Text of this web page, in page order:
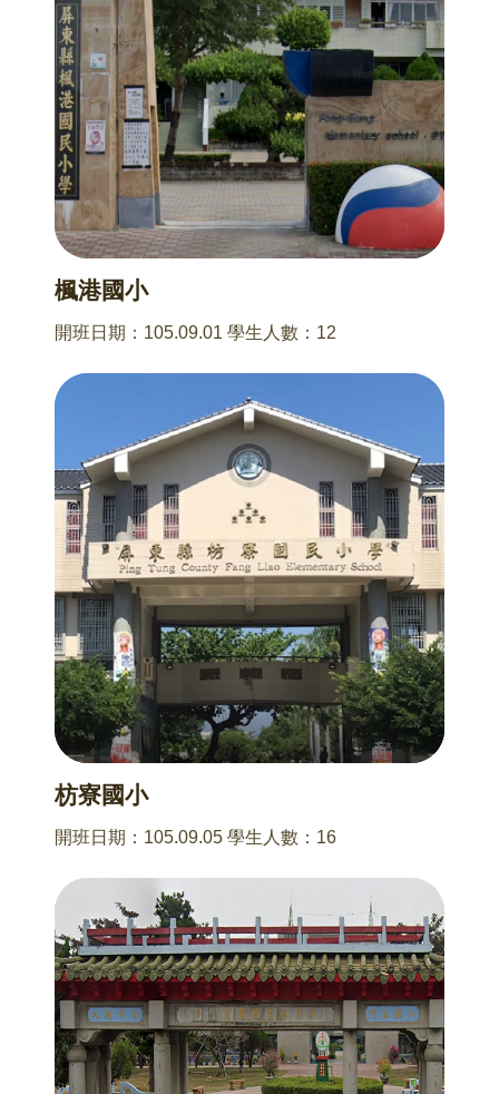
楓港國小
開班日期：105.09.01 學生人數：12
枋寮國小
開班日期：105.09.05 學生人數：16